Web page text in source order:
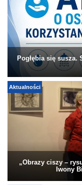
Pogłębia się susza.
Aktualności
„Obrazy ciszy –
Iwony